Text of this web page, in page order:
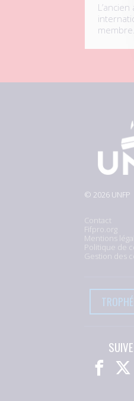
membre…
© 2026 UNFP
Contact
Fifpro.org
Mentions
Politique de
Gestion des